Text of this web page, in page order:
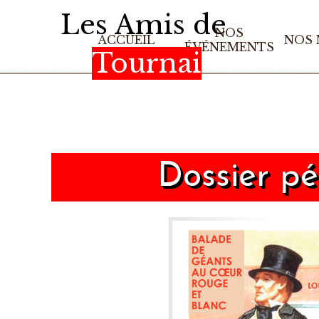
Les Amis de
Tournai
ACCUEIL
NOS
ÉVÉNEMENTS
NOS
Dossier